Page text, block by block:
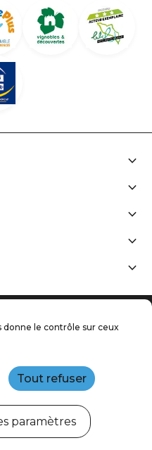
donne le contrôle sur ceux
Tout refuser
paramètres